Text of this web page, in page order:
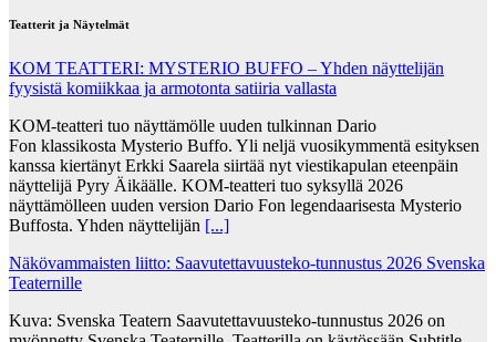
Teatterit ja Näytelmät
KOM TEATTERI: MYSTERIO BUFFO – Yhden näyttelijän
fyysistä komiikkaa ja armotonta satiiria vallasta
KOM-teatteri tuo näyttämölle uuden tulkinnan Dario
Fon klassikosta Mysterio Buffo. Yli neljä vuosikymmentä esityksen
kanssa kiertänyt Erkki Saarela siirtää nyt viestikapulan eteenpäin
näyttelijä Pyry Äikäälle. KOM-teatteri tuo syksyllä 2026
näyttämölleen uuden version Dario Fon legendaarisesta Mysterio
Buffosta. Yhden näyttelijän [...]
Näkövammaisten liitto: Saavutettavuusteko-tunnustus 2026 Svenska
Teaternille
Kuva: Svenska Teatern Saavutettavuusteko-tunnustus 2026 on